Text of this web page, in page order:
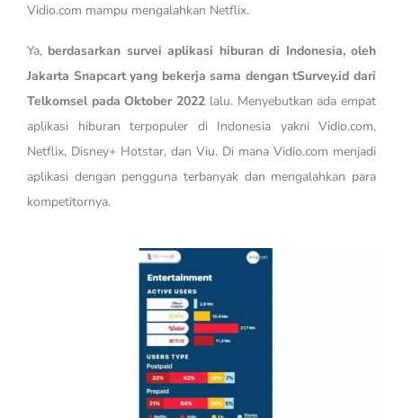
Vidio.com mampu mengalahkan Netflix.
Ya, berdasarkan survei aplikasi hiburan di Indonesia, oleh
Jakarta Snapcart yang bekerja sama dengan tSurvey.id dari
Telkomsel pada Oktober 2022 lalu. Menyebutkan ada empat
aplikasi hiburan terpopuler di Indonesia yakni Vidio.com,
Netflix, Disney+ Hotstar, dan Viu. Di mana Vidio.com menjadi
aplikasi dengan pengguna terbanyak dan mengalahkan para
kompetitornya.